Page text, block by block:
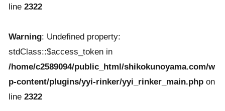
line 2322
Warning: Undefined property:
stdClass::$access_token in
/home/c2589094/public_html/shikokunoyama.com/w
p-content/plugins/yyi-rinker/yyi_rinker_main.php on
line 2322